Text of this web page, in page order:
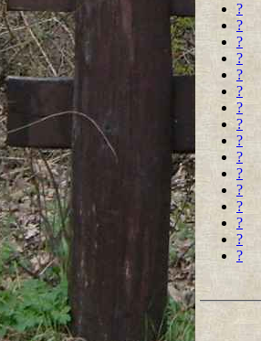
?
?
?
?
?
?
?
?
?
?
?
?
?
?
?
?